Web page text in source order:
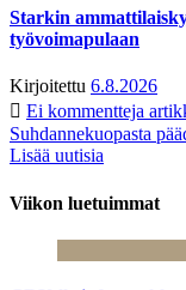
Starkin
työvoimapulaan
Kirjoitettu 6.8.2026
Ei kommentteja
Suhdannekuopasta
Lisää uutisia
Viikon luetuimmat